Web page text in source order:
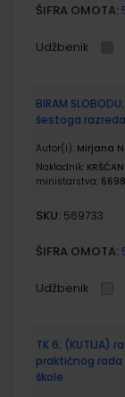
ŠIFRA OMOTA:
Udžbenik
BIRAM
šestoga
Autor(i): Mirjana
Nakladnik:
ministarstva:
SKU: 569733
ŠIFRA OMOTA:
Udžbenik
TK 6; (KUTIJA)
praktičnog
škole